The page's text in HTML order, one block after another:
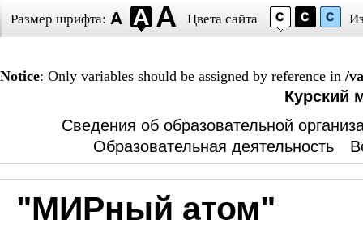
Размер шрифта: Цвета сайта
Notice: Only variables should be assigned by reference in /
Курский
Сведения об образовательной
Образовательная деятельность
"МИРный атом"